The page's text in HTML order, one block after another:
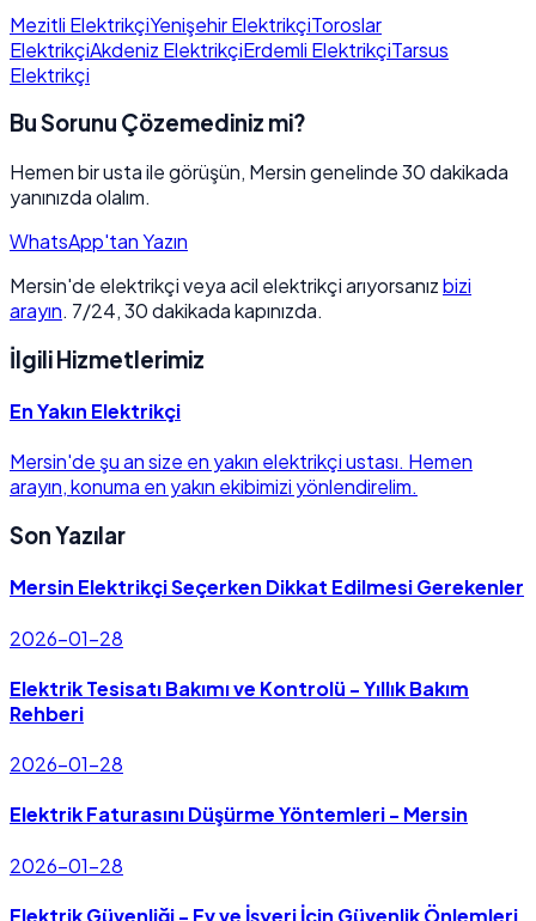
Mezitli ElektrikçiYenişehir ElektrikçiToroslar
ElektrikçiAkdeniz ElektrikçiErdemli ElektrikçiTarsus
Elektrikçi
Bu Sorunu Çözemediniz mi?
Hemen bir usta ile görüşün, Mersin genelinde 30 dakikada
yanınızda olalım.
WhatsApp'tan Yazın
Mersin'de elektrikçi veya acil elektrikçi arıyorsanızbizi
arayın. 7/24, 30 dakikada kapınızda.
İlgili Hizmetlerimiz
En Yakın Elektrikçi
Mersin'de şu an size en yakın elektrikçi ustası. Hemen
arayın, konuma en yakın ekibimizi yönlendirelim.
Son Yazılar
Mersin Elektrikçi Seçerken Dikkat Edilmesi Gerekenler
2026-01-28
Elektrik Tesisatı Bakımı ve Kontrolü - Yıllık Bakım
Rehberi
2026-01-28
Elektrik Faturasını Düşürme Yöntemleri - Mersin
2026-01-28
Elektrik Güvenliği - Ev ve İşyeri İçin Güvenlik Önlemleri